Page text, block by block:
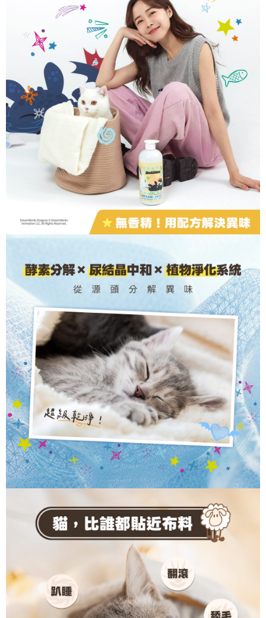
１．透過由恩沛科技股份有限公司提供之「AFTEE先享後付」服務完成之交
易，需依本服務之必要範圍內提供個人資料，並將交易相關給付款項請求債
權轉讓予恩沛科技股份有限公司。
２．關於個人資料處理事宜，請瀏覽以下網址：
https://aftee.tw/terms/#terms3
３．未成年的使用者請事先徵得法定代理人或監護人之同意方可使用
「AFTEE先享後付」，若未經同意申辦者引起之損失，本公司不負相關責
任。
４．使用「AFTEE先享後付」時，將依據個別帳號之用戶狀況，依本公司即
時審查核予不同之上限額度；若仍有額度不足之情形，本公司將視審查結果
請求用戶進行身份認證。
５．嚴禁一人註冊多個帳號或使用他人資訊註冊。若發現惡意使用之情形，
恩沛科技股份有限公司將有權停止該用戶之使用額度並採取法律行動。
宅配(無配送離島)
每筆NT$100，滿NT$1,200(含以上)免運費
郵局(下單後不含六日3天出貨、無貨到付款)
每筆NT$150，滿NT$1,500(含以上)免運費
宅配上樓-新竹貨運
每筆NT$120，滿NT$1,200(含以上)免運費
黑貓宅配
每筆NT$145
貨到付款(無配送離島)
每筆NT$130，滿NT$1,200(含以上)免運費